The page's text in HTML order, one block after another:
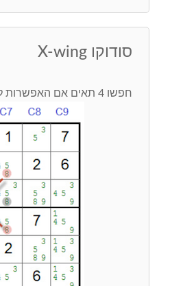
סודוקו X-wing
חפשו 4 תאים אם האפשרות לאותה ספרה אשר יוצרים צורת איקס. ראו בתמונה: